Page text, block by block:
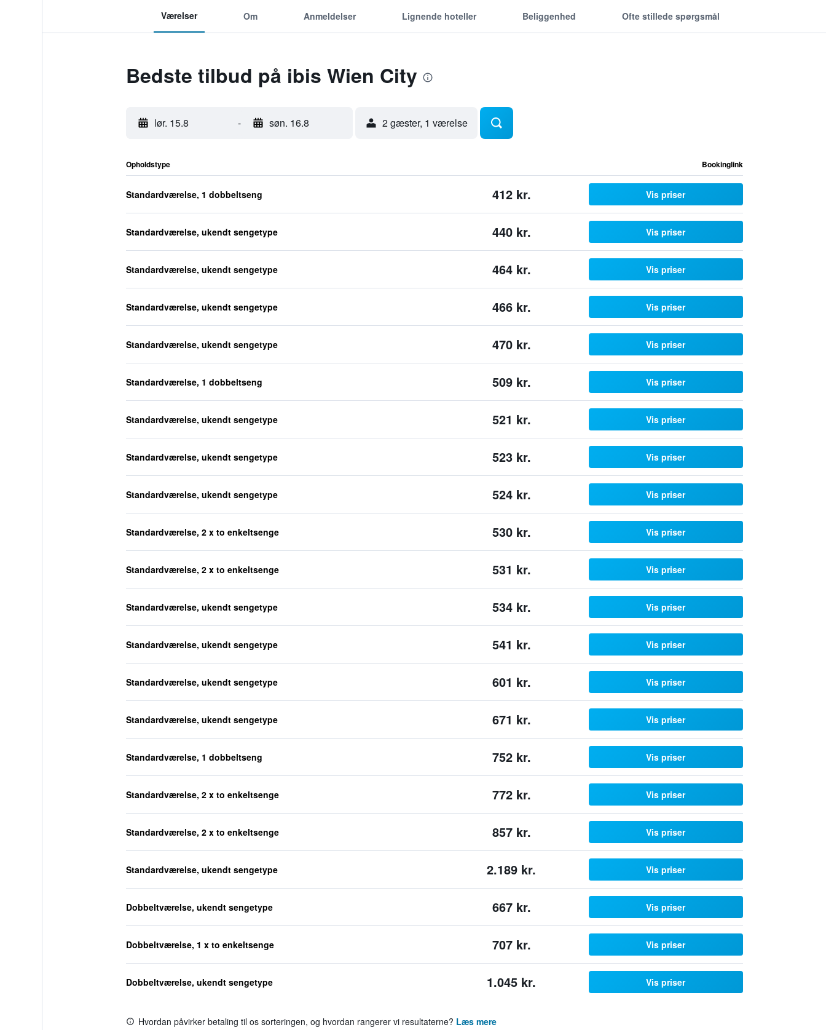
Værelser Om Anmeldelser Lignende hoteller Beliggenhed Ofte stillede spørgsmål
Bedste tilbud på ibis Wien City
lør. 15.8 - søn. 16.8 2 gæster, 1 værelse
Opholdstype Bookinglink
Standardværelse, 1 dobbeltseng 412 kr. Vis priser
Standardværelse, ukendt sengetype 440 kr. Vis priser
Standardværelse, ukendt sengetype 464 kr. Vis priser
Standardværelse, ukendt sengetype 466 kr. Vis priser
Standardværelse, ukendt sengetype 470 kr. Vis priser
Standardværelse, 1 dobbeltseng 509 kr. Vis priser
Standardværelse, ukendt sengetype 521 kr. Vis priser
Standardværelse, ukendt sengetype 523 kr. Vis priser
Standardværelse, ukendt sengetype 524 kr. Vis priser
Standardværelse, 2 x to enkeltsenge 530 kr. Vis priser
Standardværelse, 2 x to enkeltsenge 531 kr. Vis priser
Standardværelse, ukendt sengetype 534 kr. Vis priser
Standardværelse, ukendt sengetype 541 kr. Vis priser
Standardværelse, ukendt sengetype 601 kr. Vis priser
Standardværelse, ukendt sengetype 671 kr. Vis priser
Standardværelse, 1 dobbeltseng 752 kr. Vis priser
Standardværelse, 2 x to enkeltsenge 772 kr. Vis priser
Standardværelse, 2 x to enkeltsenge 857 kr. Vis priser
Standardværelse, ukendt sengetype 2.189 kr. Vis priser
Dobbeltværelse, ukendt sengetype 667 kr. Vis priser
Dobbeltværelse, 1 x to enkeltsenge 707 kr. Vis priser
Dobbeltværelse, ukendt sengetype 1.045 kr. Vis priser
Hvordan påvirker betaling til os sorteringen, og hvordan rangerer vi resultaterne? Læs mere